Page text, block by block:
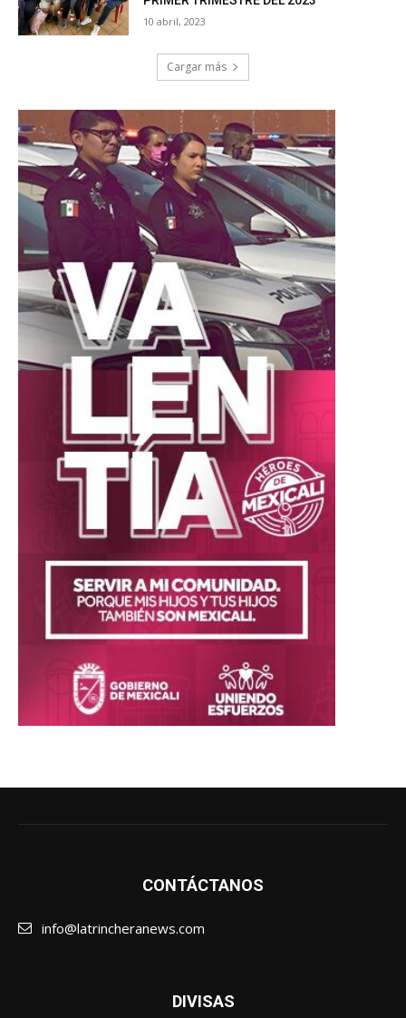
10 abril, 2023
Cargar más
CONTÁCTANOS
info@latrincheranews.com
DIVISAS